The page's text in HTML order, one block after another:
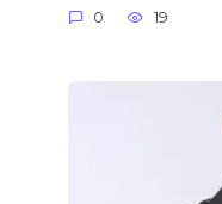
0 19